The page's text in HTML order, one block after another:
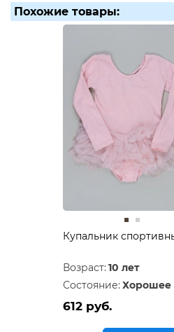
Похожие товары:
Купальник
Возраст: 10 лет
Состояние: Хорошее
612 руб.